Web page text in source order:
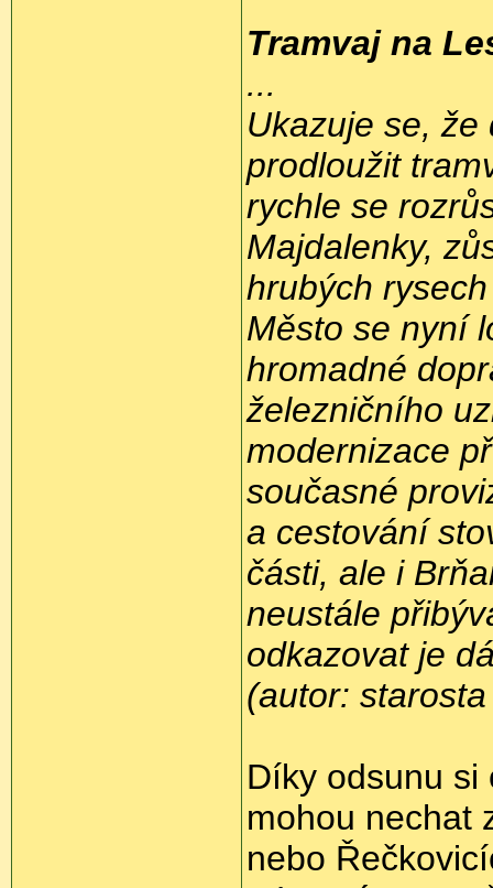
Tramvaj na
...
Ukazuje se, že
prodloužit
rychle se
Majdalenky,
hrubých
Město se nyní
hromadné
železničního
modernizace
současné
a cestování
části, ale i
neustále
odkazovat je
(autor:
Díky odsunu
mohou nechat
nebo